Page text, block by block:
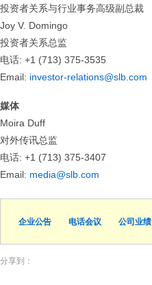
投资者关系与行业事务高级副总裁
Joy V. Domingo
投资者关系总监
电话: +1 (713) 375-3535
Email: investor-relations@slb.com
媒体
Moira Duff
对外传讯总监
电话: +1 (713) 375-3407
Email: media@slb.com
企业公告 电话会议 公司业绩
分享到：